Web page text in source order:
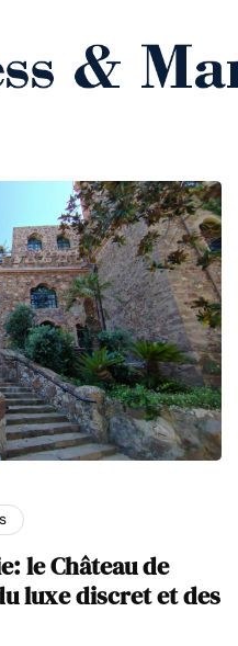
le Château de
luxe discret et des